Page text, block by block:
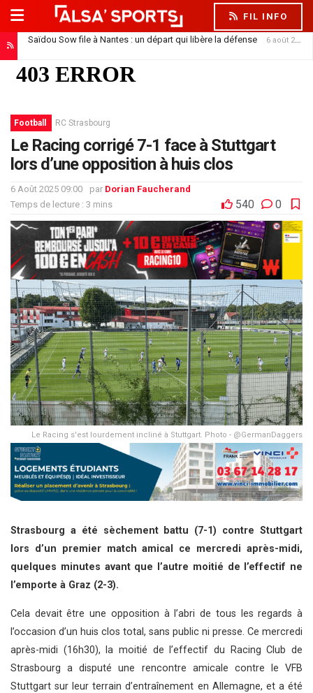
FIL INFO
Saïdou Sow file à Nantes : un départ qui libère la défense 6 août 2026
Football RC Strasbourg
Le Racing corrigé 7-1 face à Stuttgart
lors d’une opposition à huis clos
6 Août 2025 09:00 par Dorian Faucherand
Temps de lecture : 3 mins
540 0
Le Racing s'est lourdement incliné à Stuttgart. Photo - @GermanDaggers
Strasbourg a été sèchement battu (7-1) contre Stuttgart
lors d’un premier match amical ce mercredi après-midi,
quelques minutes avant que l’autre moitié de l’effectif ne
l’emporte à Graz (2-3).
Cela devait être une opposition à l’abri de tous les regards à
l’occasion d’un huis clos total, sans public ni presse. Ce mercredi
après-midi (16h30), la moitié de l’effectif du Racing Club de
Strasbourg a disputé une rencontre amicale contre le VFB
Stuttgart sur leur terrain d’entraînement en Allemagne, et a été